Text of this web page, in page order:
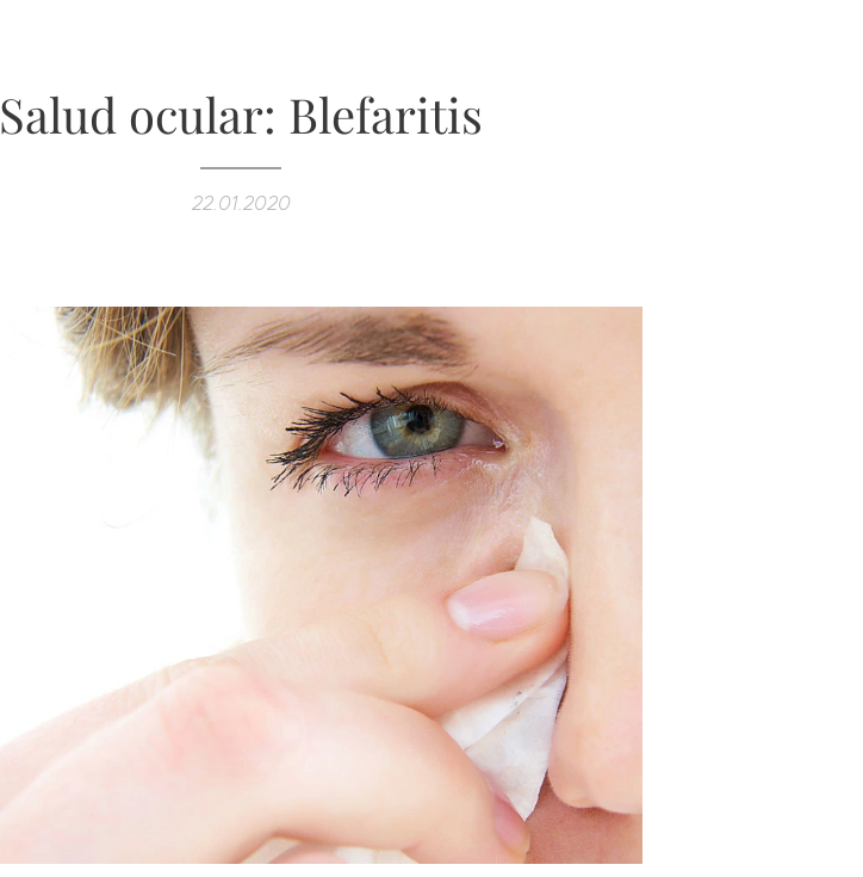
Salud ocular: Blefaritis
22.01.2020